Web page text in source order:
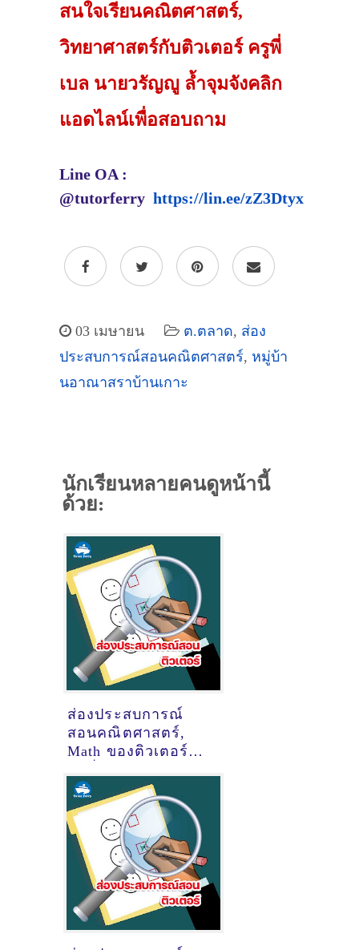
สนใจเรียนคณิตศาสตร์,
วิทยาศาสตร์กับติวเตอร์ ครูพี่
เบล นายวรัญญู ล้ำจุมจังคลิก
แอดไลน์เพื่อสอบถาม
Line OA :
@tutorferry https://lin.ee/zZ3Dtyx
03 เมษายน ต.ตลาด, ส่อง
ประสบการณ์สอนคณิตศาสตร์, หมู่บ้า
นอาณาสราบ้านเกาะ
นักเรียนหลายคนดูหน้านี้
ด้วย:
ส่องประสบการณ์
สอนคณิตศาสตร์,
Math ของติวเตอร์
สุระ @Space 109
แจ่มฟ้า